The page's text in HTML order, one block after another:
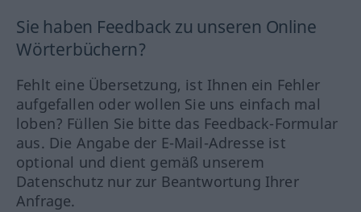
Sie haben Feedback zu unseren Online
Wörterbüchern?
Fehlt eine Übersetzung, ist Ihnen ein Fehler
aufgefallen oder wollen Sie uns einfach mal
loben? Füllen Sie bitte das Feedback-Formular
aus. Die Angabe der E-Mail-Adresse ist
optional und dient gemäß unserem
Datenschutz nur zur Beantwortung Ihrer
Anfrage.